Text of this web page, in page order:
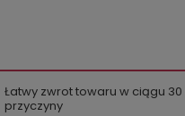
Łatwy zwrot towaru w ciągu 30
przyczyny